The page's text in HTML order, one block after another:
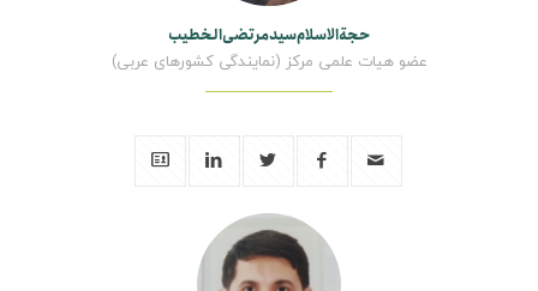
حجةالاسلام‌سیدمرتضی‌الخطیب
عضو هیات علمی مرکز (نمایندگی کشورهای عربی)